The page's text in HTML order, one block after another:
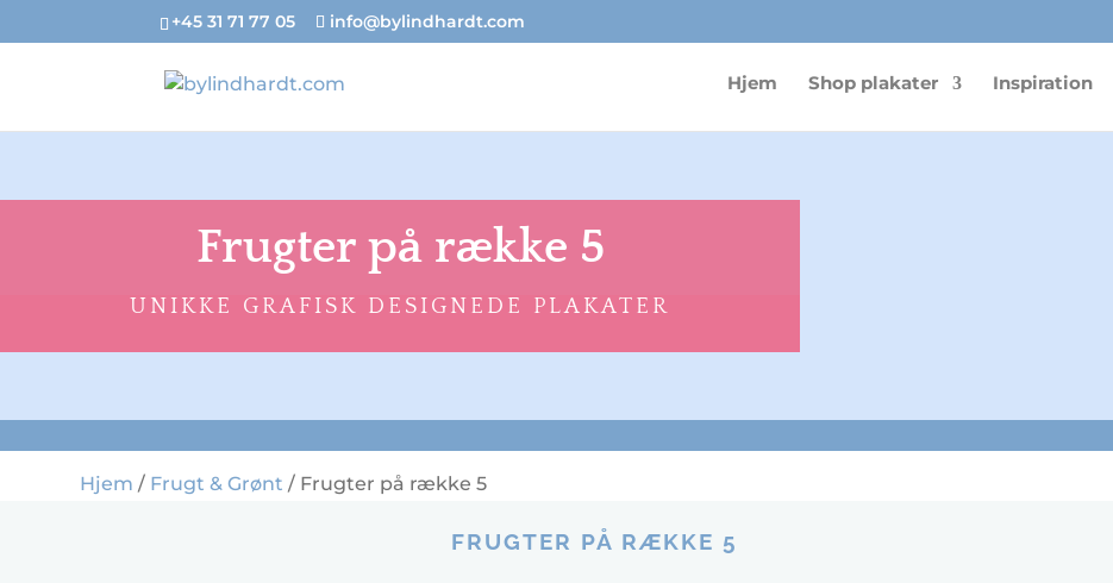
+45 31 71 77 05 info@bylindhardt.com
Hjem Shop plakater Inspiration
Frugter på række 5
UNIKKE GRAFISK DESIGNEDE PLAKATER
Hjem / Frugt & Grønt / Frugter på række 5
FRUGTER PÅ RÆKKE 5